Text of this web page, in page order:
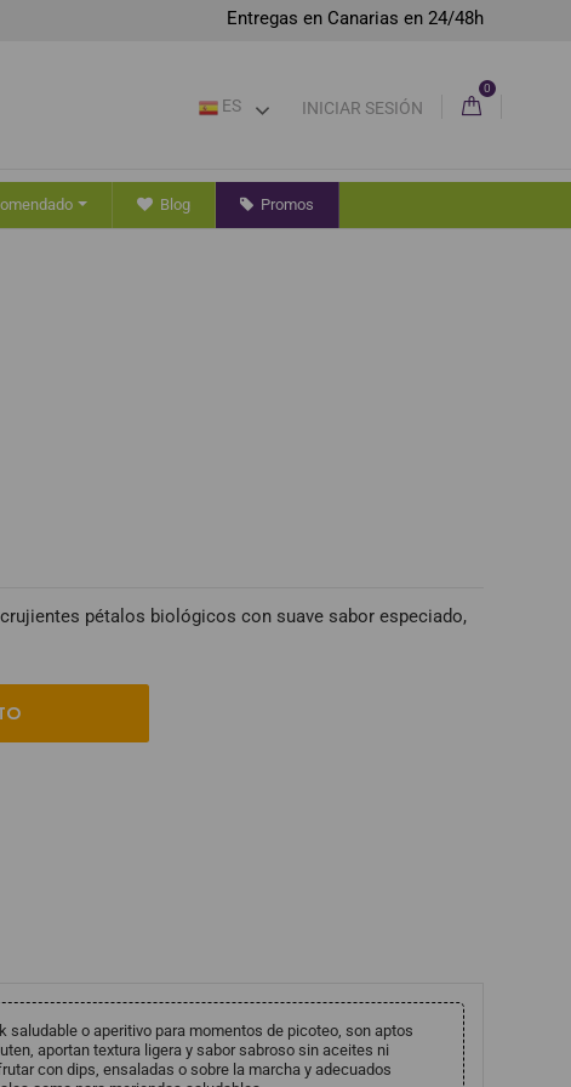
Entregas en Canarias en 24/48h
ES INICIAR SESIÓN
0
Blog Promos
pétalos biológicos con suave sabor especiado,
saludable o aperitivo para momentos de picoteo, son aptos
aportan textura ligera y sabor sabroso sin aceites ni
con dips, ensaladas o sobre la marcha y adecuados